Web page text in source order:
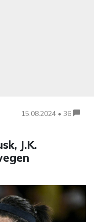
15.08.2024 • 36
J.K.